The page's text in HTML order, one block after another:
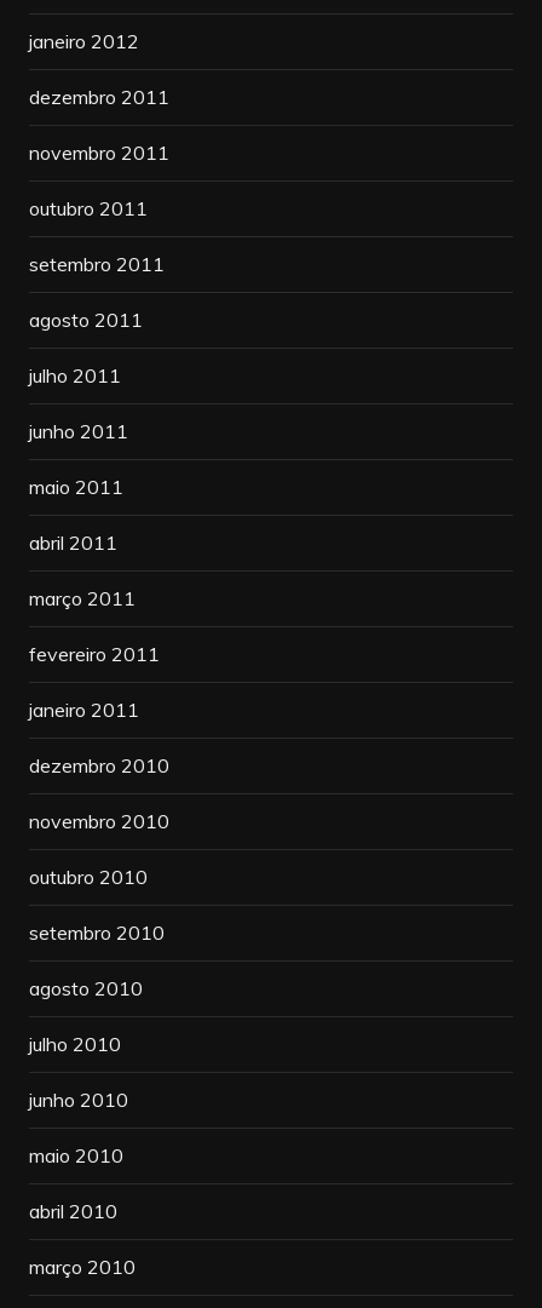
janeiro 2012
dezembro 2011
novembro 2011
outubro 2011
setembro 2011
agosto 2011
julho 2011
junho 2011
maio 2011
abril 2011
março 2011
fevereiro 2011
janeiro 2011
dezembro 2010
novembro 2010
outubro 2010
setembro 2010
agosto 2010
julho 2010
junho 2010
maio 2010
abril 2010
março 2010